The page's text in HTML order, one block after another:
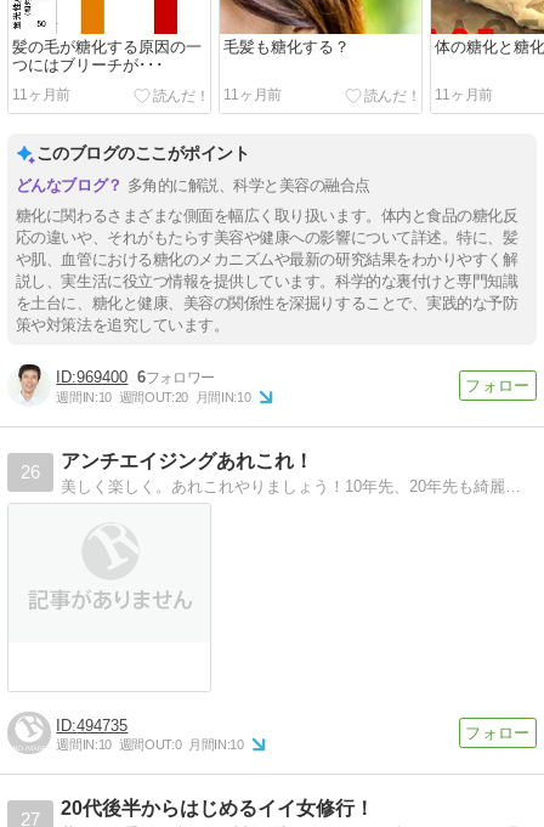
髪の毛が糖化する原因の一
つにはブリーチが･･･
11ヶ月前
毛髪も糖化する？
11ヶ月前
体の糖化と糖
11ヶ月前
このブログのここがポイント
多角的に解説、科学と美容の融合点
糖化に関わるさまざまな側面を幅広く取り扱います。体内と食品の糖化反
応の違いや、それがもたらす美容や健康への影響について詳述。特に、髪
や肌、血管における糖化のメカニズムや最新の研究結果をわかりやすく解
説し、実生活に役立つ情報を提供しています。科学的な裏付けと専門知識
を土台に、糖化と健康、美容の関係性を深掘りすることで、実践的な予防
策や対策法を追究しています。
969400 6
週間IN:10 週間OUT:20 月間IN:10
26
アンチエイジングあれこれ！
美しく楽しく。あれこれやりましょう！10年先、20年先も綺麗でいられるよう、あの手この手で美を追求しましょう！
494735
週間IN:10 週間OUT:0 月間IN:10
27
20代後半からはじめるイイ女修行！